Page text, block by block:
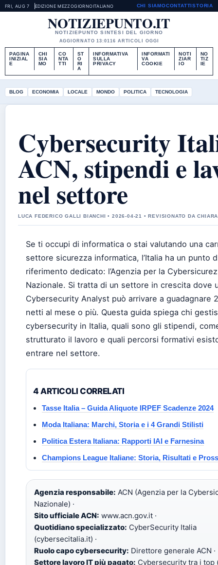
FRI, AUG 7 EDIZIONE MEZZOGIORNOITALIANO CHI SIAMOCONTATTISTORIA
NOTIZIEPUNTO.IT
NOTIZIEPUNTO SINTESI DEL GIORNO
AGGIORNATO 13:0116 ARTICOLI OGGI
PAGINA
INIZIAL
E
CHI
SIA
MO
CO
NTA
TTI
ST
O
RI
A
INFORMATIVA
SULLA
PRIVACY
INFORMATI
VA
COOKIE
NOTI
ZIAR
IO
NO
TIZ
IE
BLOG ECONOMIA LOCALE MONDO POLITICA TECNOLOGIA
Cybersecurity
ACN, stipendi e
nel settore
LUCA FEDERICO GALLI BIANCHI • 2026-04-21 • REVISIONATO DA
Se ti occupi di informatica o stai valutando una
settore sicurezza informatica, l’Italia ha un punto
riferimento dedicato: l’Agenzia per la
Nazionale. Si tratta di un settore in crescita dove
Cybersecurity Analyst può arrivare a guadagnare
netti al mese o più. Questa guida spiega chi
cybersecurity in Italia, quali sono gli stipendi,
strutturato il lavoro e quali percorsi formativi
entrare nel settore.
4 ARTICOLI CORRELATI
Tasse Italia – Guida Aliquote IRPEF Scadenze 2024
Moda Italiana: Marchi, Storia e i 4 Grandi Stilisti
Politica Estera Italiana: Rapporti IAI e Farnesina
Champions League Italiane: Storia, Risultati e
Agenzia responsabile: ACN (Agenzia per la
Nazionale) ·
Sito ufficiale ACN: www.acn.gov.it ·
Quotidiano specializzato: CyberSecurity Italia
(cybersecitalia.it) ·
Ruolo capo cybersecurity: Direttore generale ACN ·
Settore lavoro IT più pagato: Cybersecurity tra i top